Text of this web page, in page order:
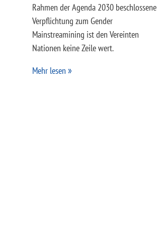
Rahmen der Agenda 2030 beschlossene
Verpflichtung zum Gender
Mainstreamining ist den Vereinten
Nationen keine Zeile wert.
Mehr lesen